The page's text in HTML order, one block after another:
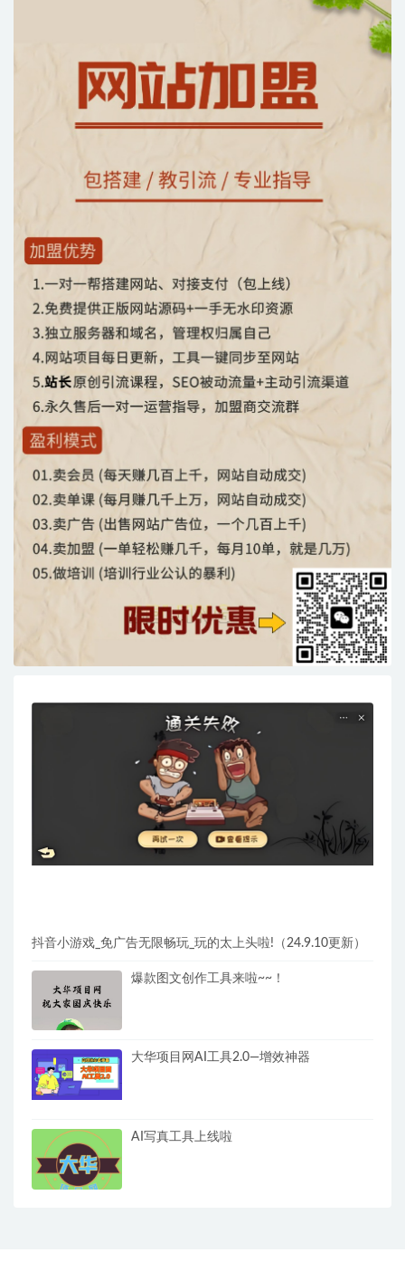
抖音小游戏_免广告无限畅玩_玩的太上头啦!（24.9.10更新）
爆款图文创作工具来啦~~！
大华项目网AI工具2.0—增效神器
AI写真工具上线啦